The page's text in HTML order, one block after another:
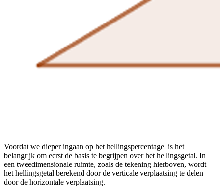
Voordat we dieper ingaan op het hellingspercentage, is het
belangrijk om eerst de basis te begrijpen over het hellingsgetal. In
een tweedimensionale ruimte, zoals de tekening hierboven, wordt
het hellingsgetal berekend door de verticale verplaatsing te delen
door de horizontale verplaatsing.